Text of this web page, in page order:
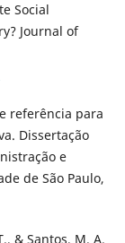
Social
Journal of
referência para
Dissertação
e
de São Paulo,
& Santos, M. A.